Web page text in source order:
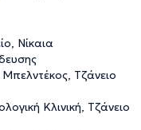
Νίκαια
Τζάνειο
Κλινική, Τζάνειο